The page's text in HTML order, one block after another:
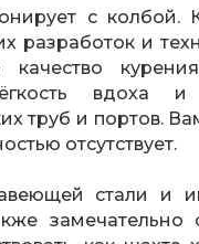
с колбой.
и
вдоха
труб и портов.
отсутствует.
стали и